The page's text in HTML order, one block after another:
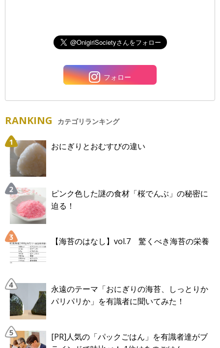
フォロー
RANKING カテゴリランキング
おにぎりとおむすびの違い
ピンク色した謎の食材「桜でんぶ」の秘密に
迫る！
【海苔のはなし】vol.7 驚くべき海苔の栄養
永遠のテーマ「おにぎりの海苔、しっとりか
パリパリか」を有識者に聞いてみた！
[PR]人気の「パックごはん」を有識者達がブ